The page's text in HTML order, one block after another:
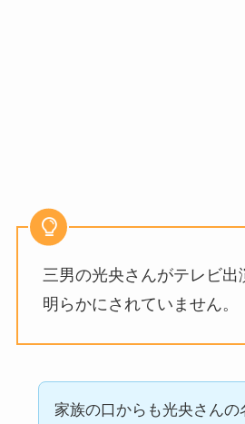
三男の光央さんがテレビ出
明らかにされていません。
家族の口からも光央さんの